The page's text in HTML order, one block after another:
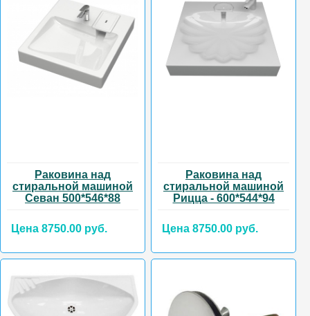
Раковина над
стиральной машиной
Севан 500*546*88
Цена 8750.00 руб.
Раковина над
стиральной машиной
Рицца - 600*544*94
Цена 8750.00 руб.